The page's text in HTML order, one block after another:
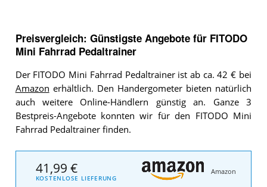
Preisvergleich: Günstigste Angebote für FITODO
Mini Fahrrad Pedaltrainer
Der FITODO Mini Fahrrad Pedaltrainer ist ab ca. 42 € bei
Amazon erhältlich. Den Handergometer bieten natürlich
auch weitere Online-Händlern günstig an. Ganze 3
Bestpreis-Angebote konnten wir für den FITODO Mini
Fahrrad Pedaltrainer finden.
41,99 €
KOSTENLOSE LIEFERUNG
Amazon